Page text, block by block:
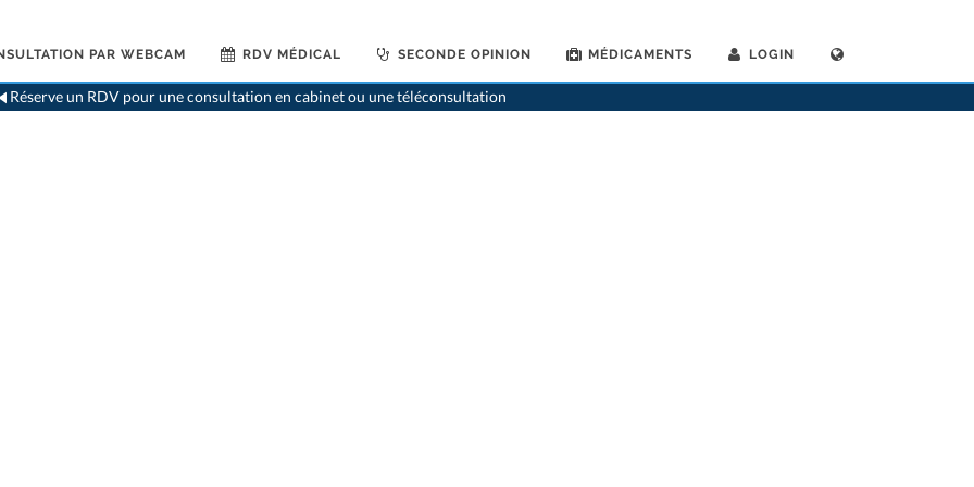
PAR WEBCAM RDV MÉDICAL SECONDE OPINION MÉDICAMENTS LOGIN
Réserve un RDV pour une consultation en cabinet ou une téléconsultation
>Psychiatres>Aarau>Dr. Milja Froesch